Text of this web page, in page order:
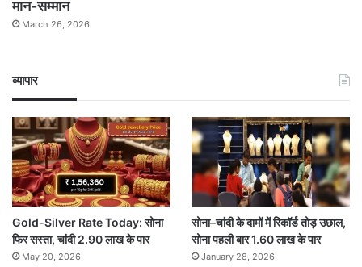
मान-सम्मान
March 26, 2026
व्यापार
Gold-Silver Rate Today: सोना
फिर सस्ता, चांदी 2.90 लाख के पार
May 20, 2026
सोना–चांदी के दामों में रिकॉर्ड तोड़ उछाल,
सोना पहली बार 1.60 लाख के पार
January 28, 2026